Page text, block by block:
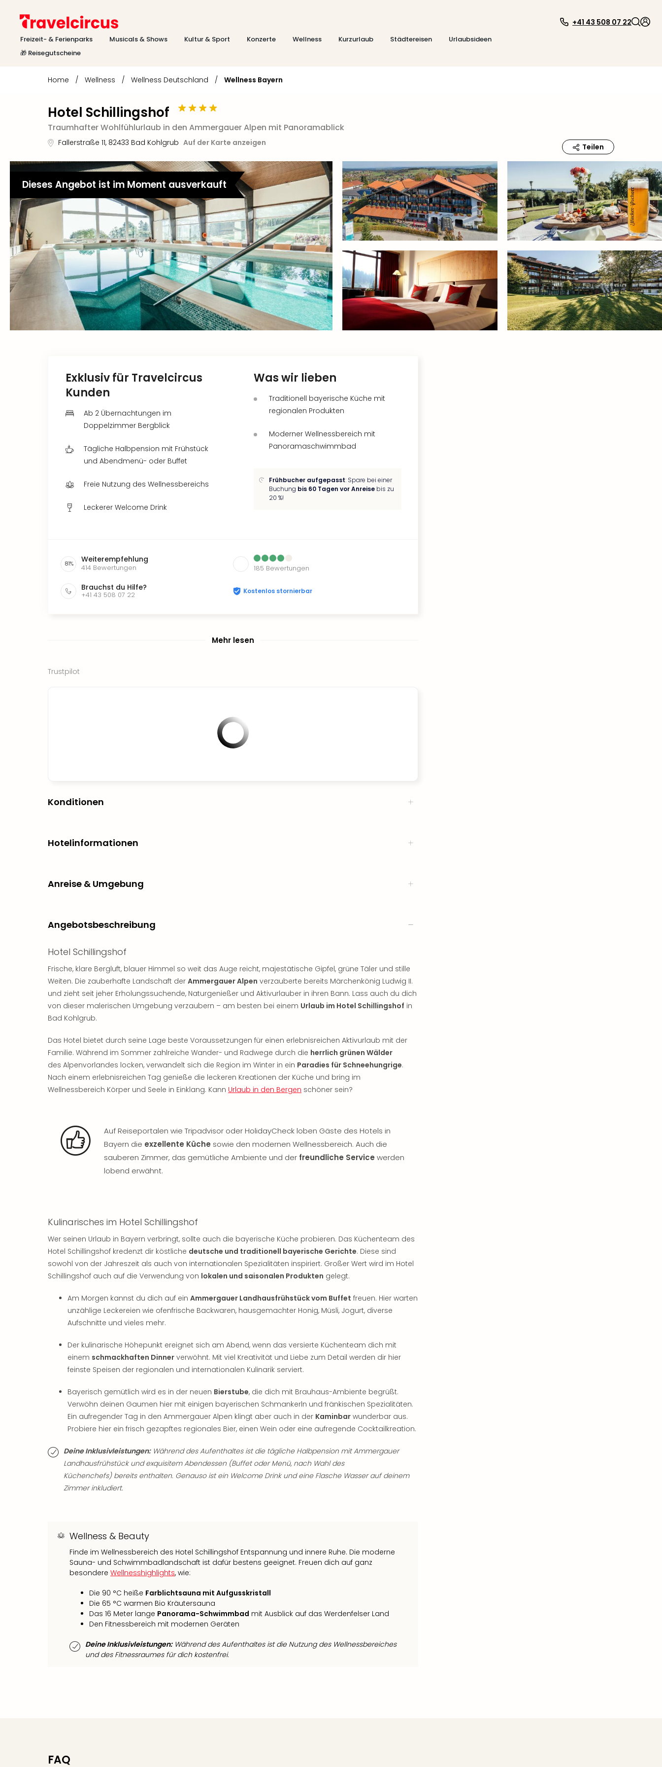
Freizeit- & Ferienparks Musicals & Shows Kultur & Sport Konzerte Wellness Kurzurlaub Städtereisen
Urlaubsideen
🎁 Reisegutscheine
+41 43 508 07 22
Home / Wellness / Wellness Deutschland / Wellness Bayern
Hotel Schillingshof
Traumhafter Wohlfühlurlaub in den Ammergauer Alpen mit Panoramablick
Fallerstraße 11, 82433 Bad Kohlgrub Auf der Karte anzeigen Teilen
Dieses Angebot ist im Moment ausverkauft
Exklusiv für Travelcircus
Kunden
Ab 2 Übernachtungen im
Doppelzimmer Bergblick
Tägliche Halbpension mit Frühstück
und Abendmenü- oder Buffet
Freie Nutzung des Wellnessbereichs
Leckerer Welcome Drink
Was wir lieben
Traditionell bayerische Küche mit
regionalen Produkten
Moderner Wellnessbereich mit
Panoramaschwimmbad
Frühbucher aufgepasst: Spare bei einer
Buchung bis 60 Tagen vor Anreise bis zu
20 %!
81% Weiterempfehlung
414 Bewertungen 185 Bewertungen
Brauchst du Hilfe?
+41 43 508 07 22 Kostenlos stornierbar
Mehr lesen
Trustpilot
Konditionen
Hotelinformationen
Anreise & Umgebung
Angebotsbeschreibung
Hotel Schillingshof
Frische, klare Bergluft, blauer Himmel so weit das Auge reicht, majestätische Gipfel, grüne Täler und stille
Weiten. Die zauberhafte Landschaft der Ammergauer Alpen verzauberte bereits Märchenkönig Ludwig II.
und zieht seit jeher Erholungssuchende, Naturgenießer und Aktivurlauber in ihren Bann. Lass auch du dich
von dieser malerischen Umgebung verzaubern – am besten bei einem Urlaub im Hotel Schillingshof in
Bad Kohlgrub.
Das Hotel bietet durch seine Lage beste Voraussetzungen für einen erlebnisreichen Aktivurlaub mit der
Familie. Während im Sommer zahlreiche Wander- und Radwege durch die herrlich grünen Wälder
des Alpenvorlandes locken, verwandelt sich die Region im Winter in ein Paradies für Schneehungrige.
Nach einem erlebnisreichen Tag genieße die leckeren Kreationen der Küche und bring im
Wellnessbereich Körper und Seele in Einklang. Kann Urlaub in den Bergen schöner sein?
Auf Reiseportalen wie Tripadvisor oder HolidayCheck loben Gäste des Hotels in
Bayern die exzellente Küche sowie den modernen Wellnessbereich. Auch die
sauberen Zimmer, das gemütliche Ambiente und der freundliche Service werden
lobend erwähnt.
Kulinarisches im Hotel Schillingshof
Wer seinen Urlaub in Bayern verbringt, sollte auch die bayerische Küche probieren. Das Küchenteam des
Hotel Schillingshof kredenzt dir köstliche deutsche und traditionell bayerische Gerichte. Diese sind
sowohl von der Jahreszeit als auch von internationalen Spezialitäten inspiriert. Großer Wert wird im Hotel
Schillingshof auch auf die Verwendung von lokalen und saisonalen Produkten gelegt.
Am Morgen kannst du dich auf ein Ammergauer Landhausfrühstück vom Buffet freuen. Hier warten
unzählige Leckereien wie ofenfrische Backwaren, hausgemachter Honig, Müsli, Jogurt, diverse
Aufschnitte und vieles mehr.
Der kulinarische Höhepunkt ereignet sich am Abend, wenn das versierte Küchenteam dich mit
einem schmackhaften Dinner verwöhnt. Mit viel Kreativität und Liebe zum Detail werden dir hier
feinste Speisen der regionalen und internationalen Kulinarik serviert.
Bayerisch gemütlich wird es in der neuen Bierstube, die dich mit Brauhaus-Ambiente begrüßt.
Verwöhn deinen Gaumen hier mit einigen bayerischen Schmankerln und fränkischen Spezialitäten.
Ein aufregender Tag in den Ammergauer Alpen klingt aber auch in der Kaminbar wunderbar aus.
Probiere hier ein frisch gezapftes regionales Bier, einen Wein oder eine aufregende Cocktailkreation.
Deine Inklusivleistungen:Während des Aufenthaltes ist die tägliche Halbpension mit Ammergauer
Landhausfrühstück und exquisitem Abendessen (Buffet oder Menü, nach Wahl des
Küchenchefs) bereits enthalten. Genauso ist ein Welcome Drink und eine Flasche Wasser auf deinem
Zimmer inkludiert.
Wellness & Beauty
Finde im Wellnessbereich des Hotel Schillingshof Entspannung und innere Ruhe. Die moderne
Sauna- und Schwimmbadlandschaft ist dafür bestens geeignet. Freuen dich auf ganz
besondere Wellnesshighlights, wie:
Die 90 °C heiße Farblichtsauna mit Aufgusskristall
Die 65 °C warmen Bio Kräutersauna
Das 16 Meter lange Panorama-Schwimmbad mit Ausblick auf das Werdenfelser Land
Den Fitnessbereich mit modernen Geräten
Deine Inklusivleistungen:Während des Aufenthaltes ist die Nutzung des Wellnessbereiches
und des Fitnessraumes für dich kostenfrei.
FAQ